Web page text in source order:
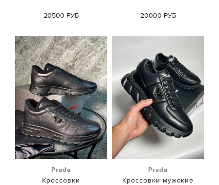
20500 РУБ 20000 РУБ
Prada
Кроссовки
Prada
Кроссовки мужские